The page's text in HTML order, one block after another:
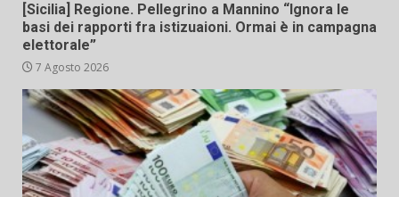
[Sicilia] Regione. Pellegrino a Mannino “Ignora le
basi dei rapporti fra istizuaioni. Ormai è in campagna
elettorale”
7 Agosto 2026